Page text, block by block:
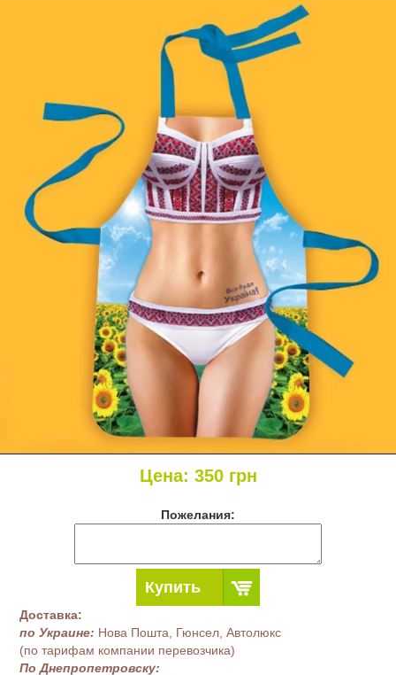
Цена: 350грн
Пожелания:
Купить
Доставка:
по Украине: Нова Пошта, Гюнсел, Автолюкс
(по тарифам компании перевозчика)
По Днепропетровску: